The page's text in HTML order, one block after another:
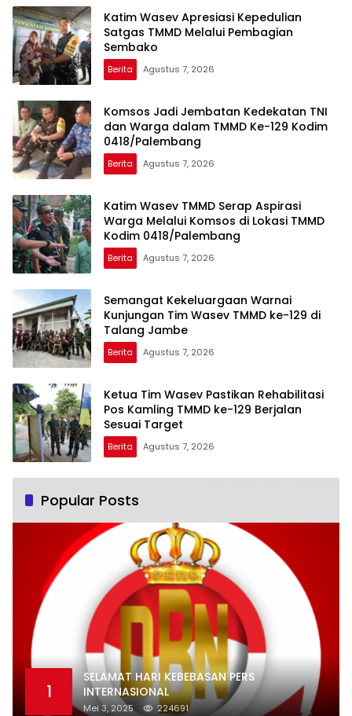
Katim Wasev Apresiasi Kepedulian
Satgas TMMD Melalui Pembagian
Sembako
Berita Agustus 7, 2026
Komsos Jadi Jembatan Kedekatan TNI
dan Warga dalam TMMD Ke-129 Kodim
0418/Palembang
Berita Agustus 7, 2026
Katim Wasev TMMD Serap Aspirasi
Warga Melalui Komsos di Lokasi TMMD
Kodim 0418/Palembang
Berita Agustus 7, 2026
Semangat Kekeluargaan Warnai
Kunjungan Tim Wasev TMMD ke-129 di
Talang Jambe
Berita Agustus 7, 2026
Ketua Tim Wasev Pastikan Rehabilitasi
Pos Kamling TMMD ke-129 Berjalan
Sesuai Target
Berita Agustus 7, 2026
Popular Posts
1
SELAMAT HARI KEBEBASAN PERS
INTERNASIONAL
Mei 3, 2025 224691